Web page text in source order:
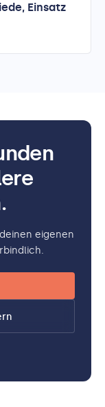
Einsatz
eigenen